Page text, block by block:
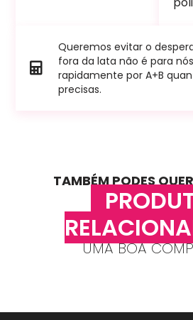
Queremos evitar o
fora da lata não é para
rapidamente por A+B
precisas.
TAMBÉM PODES
UMA BOA